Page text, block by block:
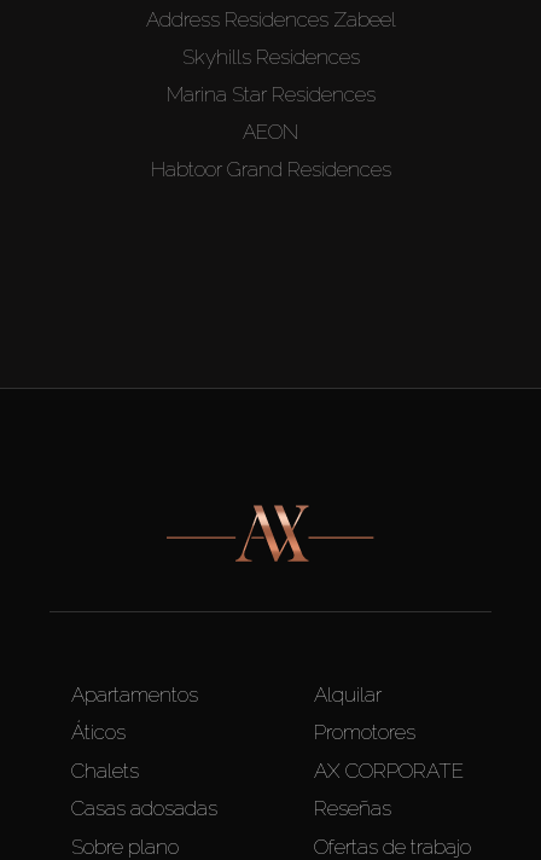
Address Residences Zabeel
Skyhills Residences
Marina Star Residences
AEON
Habtoor Grand Residences
Apartamentos
Áticos
Chalets
Casas adosadas
Sobre plano
Alquilar
Promotores
AX CORPORATE
Reseñas
Ofertas de trabajo